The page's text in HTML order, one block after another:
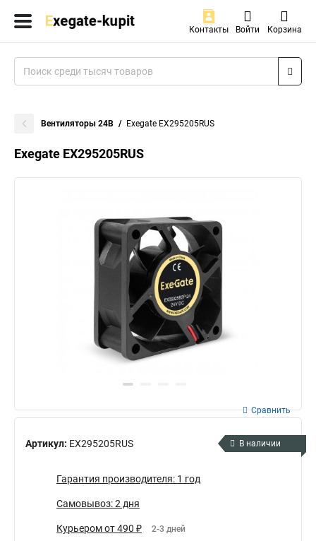
Контакты Войти Корзина
Вентиляторы 24В Exegate EX295205RUS
Exegate EX295205RUS
Артикул: EX295205RUS
Сравнить
В наличии
Гарантия производителя: 1 год
Самовывоз: 2 дня
Курьером от 490 ₽ 2-3 дней